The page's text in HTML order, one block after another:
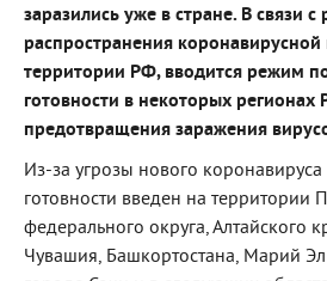
заразились уже в стране. В связи с
распространения
территории РФ, вводится режим
готовности в некоторых регионах
предотвращения заражения
Из-за угрозы нового
готовности введен на территории
федерального округа, Алтайского
Чувашия, Башкортостана, Марий Эл